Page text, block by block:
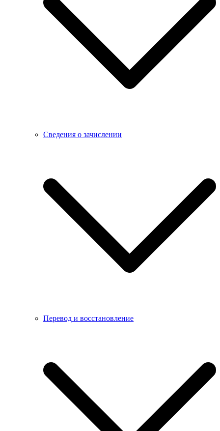
Сведения о зачислении
Перевод и восстановление